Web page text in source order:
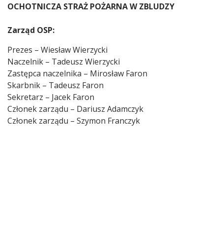
OCHOTNICZA STRAŻ POŻARNA W ZBLUDZY
Zarząd OSP:
Prezes – Wiesław Wierzycki
Naczelnik – Tadeusz Wierzycki
Zastępca naczelnika – Mirosław Faron
Skarbnik – Tadeusz Faron
Sekretarz – Jacek Faron
Członek zarządu – Dariusz Adamczyk
Członek zarządu – Szymon Franczyk